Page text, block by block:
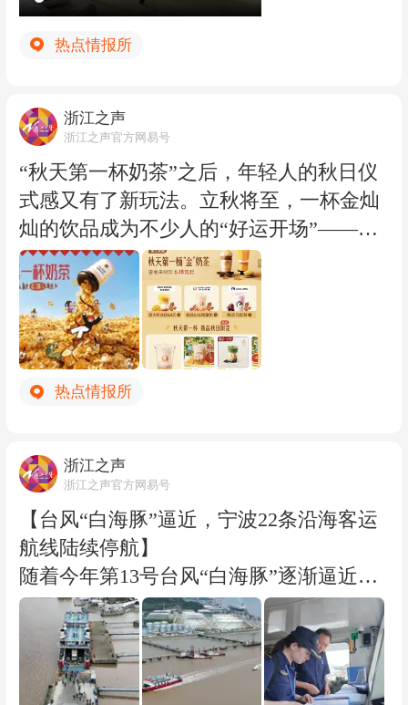
热点情报所
浙江之声
浙江之声官方网易号
“秋天第一杯奶茶”之后，年轻人的秋日仪
式感又有了新玩法。立秋将至，一杯金灿
灿的饮品成为不少人的“好运开场”——从
第一杯奶茶，到第一桶金奶茶，这届年轻
人把对新季节的期待装进了杯子里。今
天，外卖平台上线“秋天第一桶‘金’”主题
活动，推出多款金色系饮品。生椰杨枝甘
露、百香果气泡水、菠萝美式等秋日限定
饮品，以明亮的金黄色呼应秋季氛围，也
之声记者刘国秋）
热点情报所
浙江之声
浙江之声官方网易号
【台风“白海豚”逼近，宁波22条沿海客运
航线陆续停航】
随着今年第13号台风“白海豚”逐渐逼近，
宁波海事局已于8月5日20点启动Ⅲ级防台
应急响应。截至今天16点，宁波辖区22条
客运航线中已有7条停航，包括石浦至檀
头山、峙头至六横、桃花、虾峙等航线，